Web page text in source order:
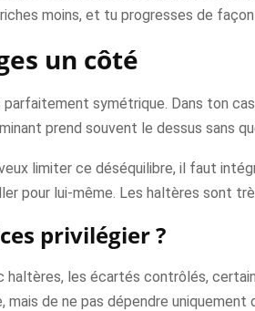
moins, et tu progresses de
un côté
parfaitement symétrique. Dans ton
prend souvent le dessus sans
limiter ce déséquilibre, il faut
pour lui-même. Les haltères sont
privilégier ?
haltères, les écartés contrôlés,
mais de ne pas dépendre